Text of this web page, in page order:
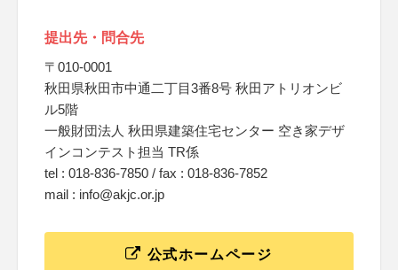
提出先・問合先
〒010-0001
秋田県秋田市中通二丁目3番8号 秋田アトリオンビ
ル5階
一般財団法人 秋田県建築住宅センター 空き家デザ
インコンテスト担当 TR係
tel : 018-836-7850 / fax : 018-836-7852
mail : info@akjc.or.jp
公式ホームページ